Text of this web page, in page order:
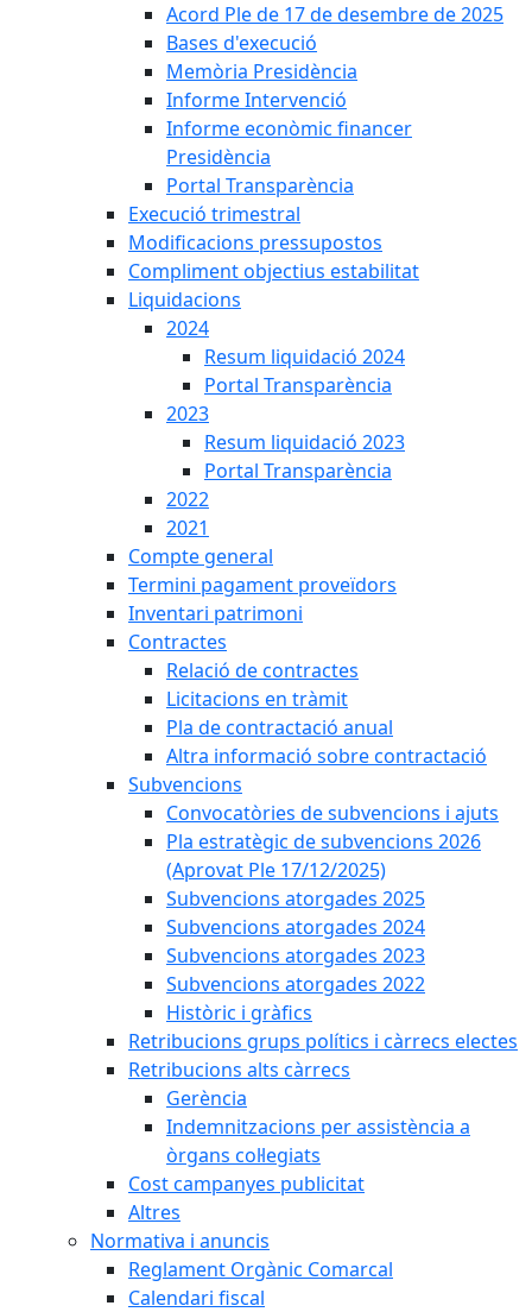
Acord Ple de 17 de desembre de 2025
Bases d'execució
Memòria Presidència
Informe Intervenció
Informe econòmic financer
Presidència
Portal Transparència
Execució trimestral
Modificacions pressupostos
Compliment objectius estabilitat
Liquidacions
2024
Resum liquidació 2024
Portal Transparència
2023
Resum liquidació 2023
Portal Transparència
2022
2021
Compte general
Termini pagament proveïdors
Inventari patrimoni
Contractes
Relació de contractes
Licitacions en tràmit
Pla de contractació anual
Altra informació sobre contractació
Subvencions
Convocatòries de subvencions i ajuts
Pla estratègic de subvencions 2026
(Aprovat Ple 17/12/2025)
Subvencions atorgades 2025
Subvencions atorgades 2024
Subvencions atorgades 2023
Subvencions atorgades 2022
Històric i gràfics
Retribucions grups polítics i càrrecs electes
Retribucions alts càrrecs
Gerència
Indemnitzacions per assistència a
òrgans col·legiats
Cost campanyes publicitat
Altres
Normativa i anuncis
Reglament Orgànic Comarcal
Calendari fiscal